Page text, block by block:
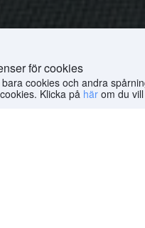
för cookies
cookies och andra
Klicka på här om du